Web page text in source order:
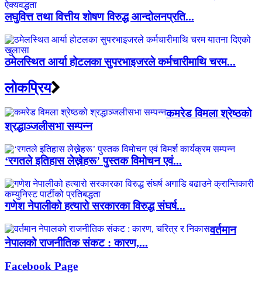
लघुवित्त तथा वित्तीय शोषण विरुद्ध आन्दोलनप्रति...
ठमेलस्थित आर्या होटलका सुपरभाइजरले कर्मचारीमाथि चरम...
लाेकप्रिय
कमरेड विमला श्रेष्ठको
श्रद्धाञ्जलीसभा सम्पन्न
‘रगतले इतिहास लेख्नेहरू’ पुस्तक विमोचन एवं...
गणेश नेपालीको हत्यारो सरकारका विरुद्ध संघर्ष...
वर्तमान
नेपालको राजनीतिक संकट : कारण,...
Facebook Page